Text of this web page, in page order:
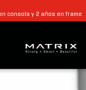
consola y 2 años en frame